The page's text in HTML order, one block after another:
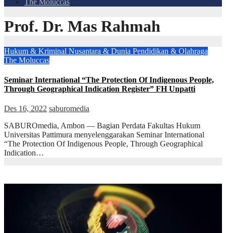
Prof. Dr. Mas Rahmah
Hukum & Kriminal Nusantara & Dunia Pendidikan & Olahraga
The Moluccas
Seminar International “The Protection Of Indigenous People,
Through Geographical Indication Register” FH Unpatti
Des 16, 2022 saburomedia
SABUROmedia, Ambon — Bagian Perdata Fakultas Hukum
Universitas Pattimura menyelenggarakan Seminar International
“The Protection Of Indigenous People, Through Geographical
Indication…